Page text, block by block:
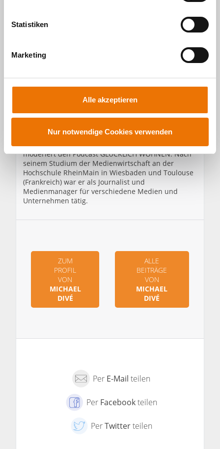
a
Statistiken
Marketing
Alle akzeptieren
Nur notwendige Cookies verwenden
Michael Divé
Michael Divé ist Teamleiter Kommunikation und
Pressesprecher der BUWOG in Deutschland mit der
Immobilien Treuhand GmbH.
Er leitet die Unternehmenskommunikation und die
digitalen Kanäle der BUWOG in Deutschland und
moderiert den Podcast GLÜCKLICH WOHNEN. Nach
seinem Studium der Medienwirtschaft an der
Hochschule RheinMain in Wiesbaden und Toulouse
(Frankreich) war er als Journalist und
Medienmanager für verschiedene Medien und
Unternehmen tätig.
ZUM
PROFIL
VON
MICHAEL
DIVÉ
ALLE
BEITRÄGE
VON
MICHAEL
DIVÉ
Per E-Mail teilen
Per Facebookteilen
PerTwitterteilen